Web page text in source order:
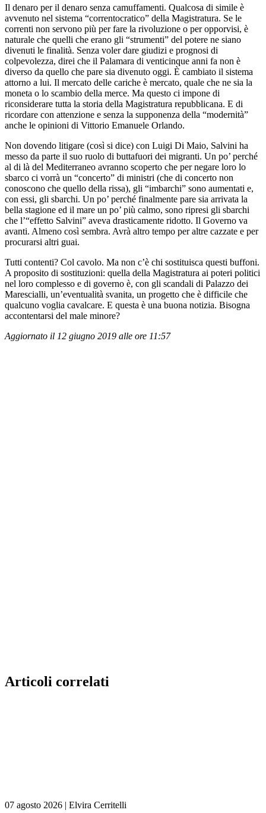
Il denaro per il denaro senza camuffamenti. Qualcosa di simile è
avvenuto nel sistema “correntocratico” della Magistratura. Se le
correnti non servono più per fare la rivoluzione o per opporvisi, è
naturale che quelli che erano gli “strumenti” del potere ne siano
divenuti le finalità. Senza voler dare giudizi e prognosi di
colpevolezza, direi che il Palamara di venticinque anni fa non è
diverso da quello che pare sia divenuto oggi. È cambiato il sistema
attorno a lui. Il mercato delle cariche è mercato, quale che ne sia la
moneta o lo scambio della merce. Ma questo ci impone di
riconsiderare tutta la storia della Magistratura repubblicana. E di
ricordare con attenzione e senza la supponenza della “modernità”
anche le opinioni di Vittorio Emanuele Orlando.
Non dovendo litigare (così si dice) con Luigi Di Maio, Salvini ha
messo da parte il suo ruolo di buttafuori dei migranti. Un po’ perché
al di là del Mediterraneo avranno scoperto che per negare loro lo
sbarco ci vorrà un “concerto” di ministri (che di concerto non
conoscono che quello della rissa), gli “imbarchi” sono aumentati e,
con essi, gli sbarchi. Un po’ perché finalmente pare sia arrivata la
bella stagione ed il mare un po’ più calmo, sono ripresi gli sbarchi
che l’“effetto Salvini” aveva drasticamente ridotto. Il Governo va
avanti. Almeno così sembra. Avrà altro tempo per altre cazzate e per
procurarsi altri guai.
Tutti contenti? Col cavolo. Ma non c’è chi sostituisca questi buffoni.
A proposito di sostituzioni: quella della Magistratura ai poteri politici
nel loro complesso e di governo è, con gli scandali di Palazzo dei
Marescialli, un’eventualità svanita, un progetto che è difficile che
qualcuno voglia cavalcare. E questa è una buona notizia. Bisogna
accontentarsi del male minore?
Aggiornato il 12 giugno 2019 alle ore 11:57
Articoli correlati
07 agosto 2026 | Elvira Cerritelli